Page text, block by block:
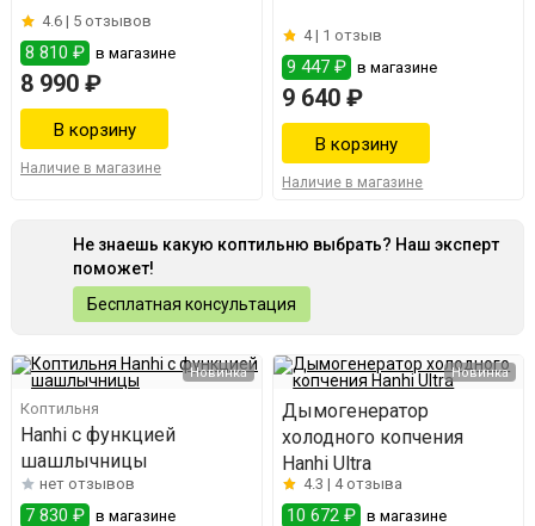
4.6 | 5 отзывов
8 810 ₽ в магазине
8 990 ₽
Наличие в магазине
4 | 1 отзыв
9 447 ₽ в магазине
9 640 ₽
Наличие в магазине
Не знаешь какую коптильню выбрать? Наш эксперт
поможет!
Бесплатная консультация
Новинка
Коптильня
Hanhi с функцией
шашлычницы
нет отзывов
7 830 ₽ в магазине
Новинка
Дымогенератор
холодного копчения
Hanhi Ultra
4.3 | 4 отзыва
10 672 ₽ в магазине